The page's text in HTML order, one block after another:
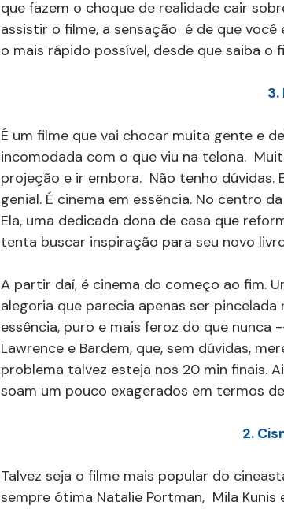
que fazem o choque de realidade cair
assistir o filme, a sensação  é de que
o mais rápido possível, desde que saiba o
3.
É um filme que vai chocar muita gente e
incomodada com o que viu na telona.
projeção e ir embora.  Não tenho
genial. É cinema em essência. No centro
Ela, uma dedicada dona de casa que
tenta buscar inspiração para seu novo
A partir daí, é cinema do começo ao fim.
alegoria que parecia apenas ser
essência, puro e mais feroz do que
Lawrence e Bardem, que, sem dúvidas,
problema talvez esteja nos 20 min finais.
soam um pouco exagerados em termos
2.
Talvez seja o filme mais popular do
sempre ótima Natalie Portman,  Mila